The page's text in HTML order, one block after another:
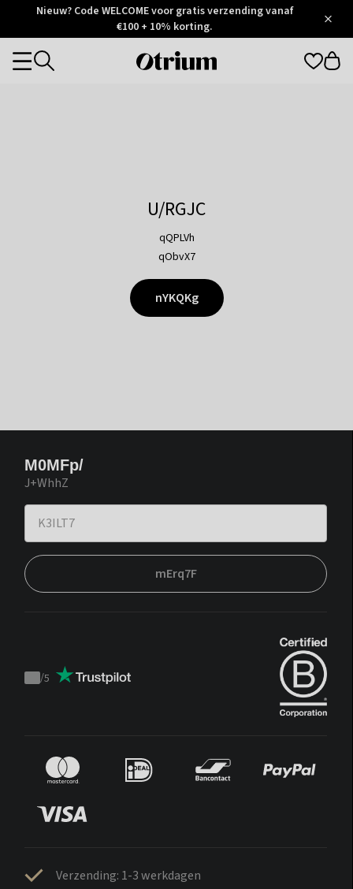
Otrium
Trustpilot
Nieuw? Code WELCOME voor gratis verzending vanaf
€100 + 10% korting.
Otrium
Categories
U/RGJC
qQPLVh
qObvX7
nYKQKg
M0MFp/
J+WhhZ
mErq7F
Trustpilot
/5
Verzending: 1-3 werkdagen